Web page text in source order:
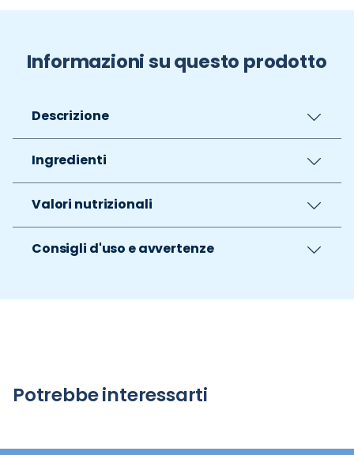
Informazioni su questo prodotto
Descrizione
Ingredienti
Valori nutrizionali
Consigli d'uso e avvertenze
Potrebbe interessarti